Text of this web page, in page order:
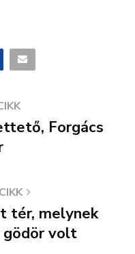
Forgács
tér, melynek
gödör volt